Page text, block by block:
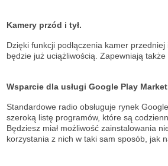
Kamery przód i tył.
Dzięki funkcji podłączenia kamer
będzie już uciążliwością. Zapewniają
Wsparcie dla usługi Google Play
Standardowe radio obsługuje rynek
szeroką listę programów, które są
Będziesz miał możliwość zainstalowania
korzystania z nich w taki sam sposób, jak